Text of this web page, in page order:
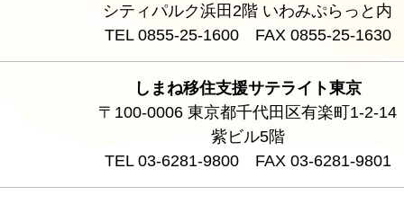
シティパルク浜田2階 いわみぷらっと内
TEL 0855-25-1600 FAX 0855-25-1630
しまね移住支援サテライト東京
〒100-0006 東京都千代田区有楽町1-2-14
紫ビル5階
TEL 03-6281-9800 FAX 03-6281-9801